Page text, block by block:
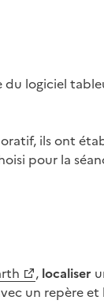
du logiciel
ils ont
pour la
, localiser
un repère et